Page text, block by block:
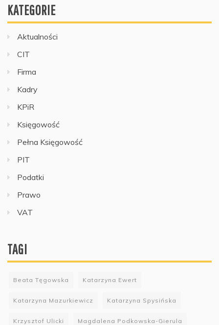
KATEGORIE
Aktualności
CIT
Firma
Kadry
KPiR
Księgowość
Pełna Księgowość
PIT
Podatki
Prawo
VAT
TAGI
Beata Tęgowska Katarzyna Ewert
Katarzyna Mazurkiewicz Katarzyna Spysińska
Krzysztof Ulicki Magdalena Podkowska-Gierula